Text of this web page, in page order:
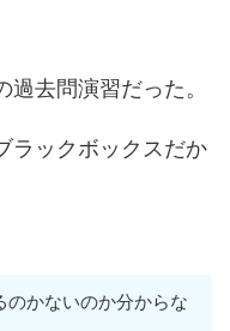
去問演習だった。
ラックボックスだか
かないのか分からな